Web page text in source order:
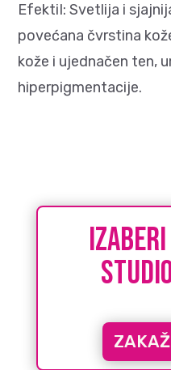
EfektiI: Svetlija i
povećana čvrstina
kože i ujednačen ten,
hiperpigmentacije.